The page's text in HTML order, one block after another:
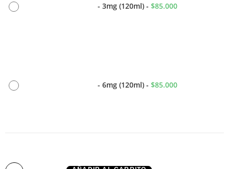
- 3mg (120ml) - $85.000
- 6mg (120ml) - $85.000